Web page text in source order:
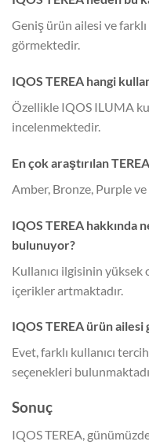
Geniş ürün ailesi ve
görmektedir.
IQOS TEREA hangi
Özellikle IQOS ILUMA
incelenmektedir.
En çok araştırılan
Amber, Bronze, Purple
IQOS TEREA hakkında
bulunuyor?
Kullanıcı ilgisinin yüksek
içerikler artmaktadır.
IQOS TEREA ürün ailesi
Evet, farklı kullanıcı
seçenekleri
Sonuç
IQOS TEREA,